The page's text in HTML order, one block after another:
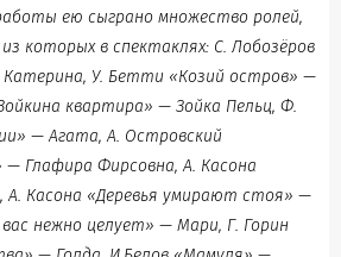
ею сыграно множество ролей,
которых в спектаклях: С. Лобозёров
У. Бетти «Козий остров» —
квартира» — Зойка Пельц, Ф.
— Агата, А. Островский
Глафира Фирсовна, А. Касона
А. Касона «Деревья умирают стоя» —
нежно целует» — Мари, Г. Горин